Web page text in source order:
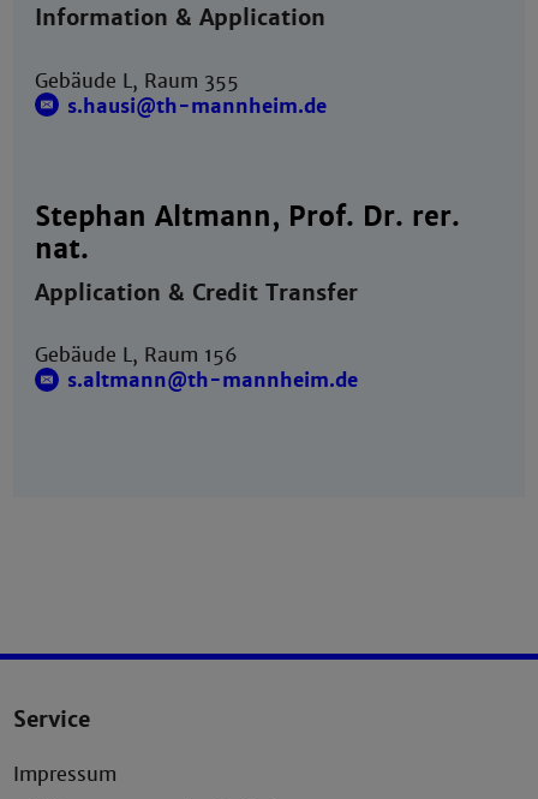
Information & Application
Gebäude L, Raum 355
s.hausi@th-mannheim.de
Stephan Altmann, Prof. Dr. rer.
nat.
Application & Credit Transfer
Gebäude L, Raum 156
s.altmann@th-mannheim.de
Service
Impressum